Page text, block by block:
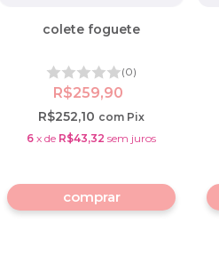
colete foguete
(0)
R$259,90
R$252,10 com Pix
6 x de R$43,32 sem juros